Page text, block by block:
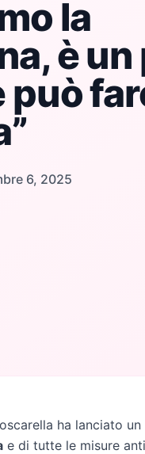
la
è
6, 2025
ha lanciato
e di tutte le misure anti